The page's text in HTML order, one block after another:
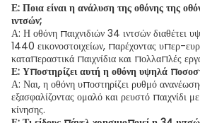
Ε: Ποια είναι η ανάλυση της οθόνης της
ιντσών;
Α: Η οθόνη παιχνιδιών 34 ιντσών διαθέτει
1440 εικονοστοιχείων, παρέχοντας υπερ-
καταπεραστικά παιχνίδια και πολλαπλές
Ε: Υποστηρίζει αυτή η οθόνη υψηλά
Α: Ναι, η οθόνη υποστηρίζει ρυθμό
εξασφαλίζοντας ομαλό και ρευστό παιχνίδι
κίνησης.